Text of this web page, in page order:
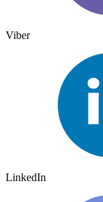
Viber
LinkedIn